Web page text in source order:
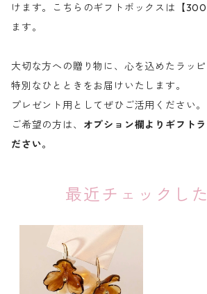
けます。こちらのギフトボックスは【
ます。
大切な方への贈り物に、心を込めたラッ
特別なひとときをお届けいたします。
プレゼント用としてぜひご活用ください。
ご希望の方は、 オプション欄よりギフト
ださい。
最近チェックし